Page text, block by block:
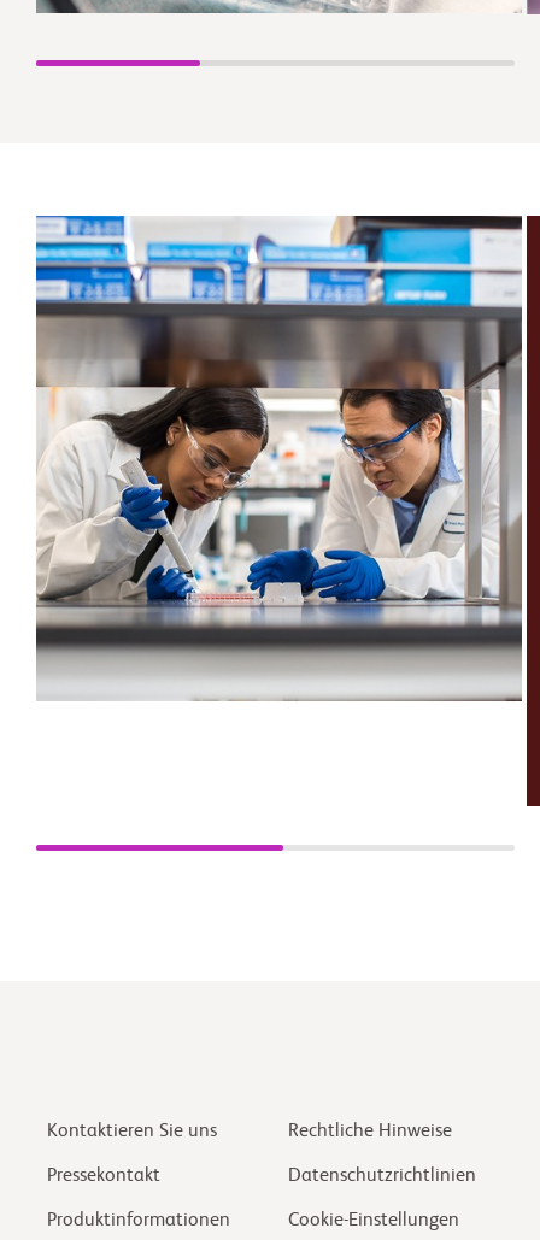
Kontaktieren Sie uns
Pressekontakt
Produktinformationen
Rechtliche Hinweise
Datenschutzrichtlinien
Cookie-Einstellungen